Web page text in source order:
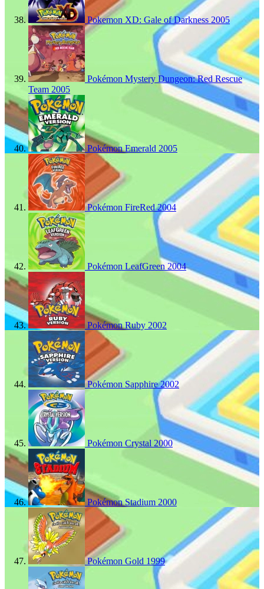
Pokemon XD: Gale of Darkness 2005
Pokémon Mystery Dungeon: Red Rescue
Team 2005
Pokémon Emerald 2005
Pokémon FireRed2004
Pokémon LeafGreen2004
Pokémon Ruby 2002
Pokémon Sapphire2002
Pokémon Crystal 2000
Pokémon Stadium 2000
Pokémon Gold 1999